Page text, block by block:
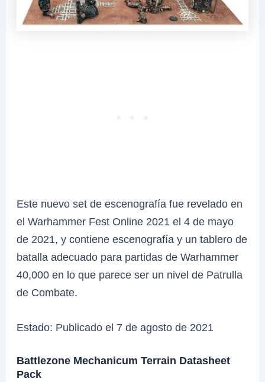
Este nuevo set de escenografía fue revelado en
el Warhammer Fest Online 2021 el 4 de mayo
de 2021, y contiene escenografía y un tablero de
batalla adecuado para partidas de Warhammer
40,000 en lo que parece ser un nivel de Patrulla
de Combate.
Estado: Publicado el 7 de agosto de 2021
Battlezone Mechanicum Terrain Datasheet
Pack